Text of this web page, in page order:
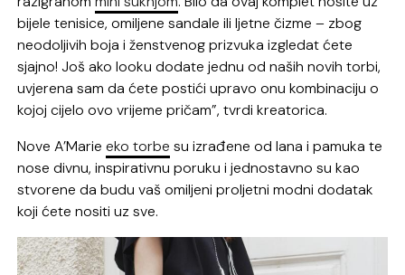
bijele tenisice, omiljene sandale ili ljetne čizme – zbog
neodoljivih boja i ženstvenog prizvuka izgledat ćete
sjajno! Još ako looku dodate jednu od naših novih torbi,
uvjerena sam da ćete postići upravo onu kombinaciju o
kojoj cijelo ovo vrijeme pričam”, tvrdi kreatorica.
Nove A’Marieeko torbe su izrađene od lana i pamuka te
nose divnu, inspirativnu poruku i jednostavno su kao
stvorene da budu vaš omiljeni proljetni modni dodatak
koji ćete nositi uz sve.